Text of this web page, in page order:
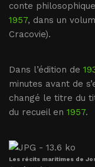
conte philosophique
1957, dans un
Cracovie).
Dans l’édition de
minutes avant de
changé le titre du
du recueil en 1957.
Les récits maritimes de